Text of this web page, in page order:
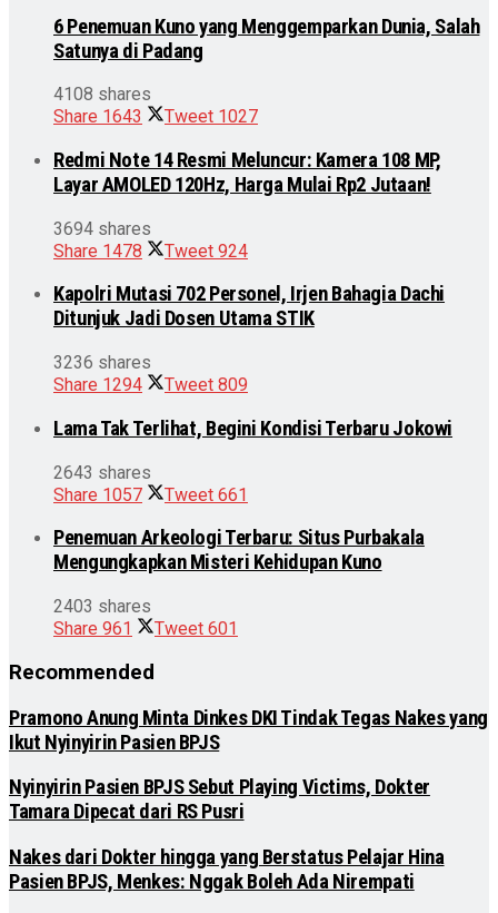
6 Penemuan Kuno yang Menggemparkan Dunia, Salah
Satunya di Padang
4108 shares
Share 1643 Tweet 1027
Redmi Note 14 Resmi Meluncur: Kamera 108 MP,
Layar AMOLED 120Hz, Harga Mulai Rp2 Jutaan!
3694 shares
Share 1478 Tweet 924
Kapolri Mutasi 702 Personel, Irjen Bahagia Dachi
Ditunjuk Jadi Dosen Utama STIK
3236 shares
Share 1294 Tweet 809
Lama Tak Terlihat, Begini Kondisi Terbaru Jokowi
2643 shares
Share 1057 Tweet 661
Penemuan Arkeologi Terbaru: Situs Purbakala
Mengungkapkan Misteri Kehidupan Kuno
2403 shares
Share 961 Tweet 601
Recommended
Pramono Anung Minta Dinkes DKI Tindak Tegas Nakes yang
Ikut Nyinyirin Pasien BPJS
Nyinyirin Pasien BPJS Sebut Playing Victims, Dokter
Tamara Dipecat dari RS Pusri
Nakes dari Dokter hingga yang Berstatus Pelajar Hina
Pasien BPJS, Menkes: Nggak Boleh Ada Nirempati